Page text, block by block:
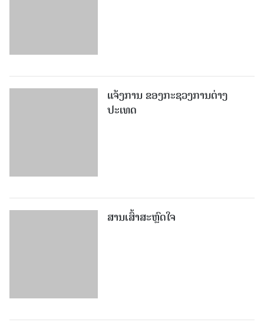
ແຈ້ງການ ຂອງກະຊວງການຕ່າງ
ປະເທດ
ສານເສົ້າສະຫຼົດໃຈ